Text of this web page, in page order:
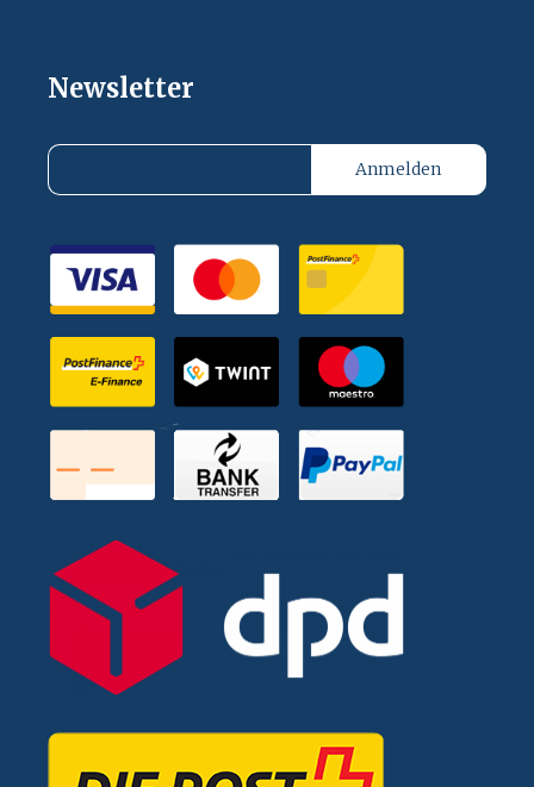
Newsletter
Anmelden